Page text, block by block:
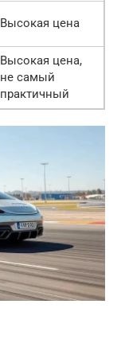
Высокая цена
Высокая цена,
не самый
практичный